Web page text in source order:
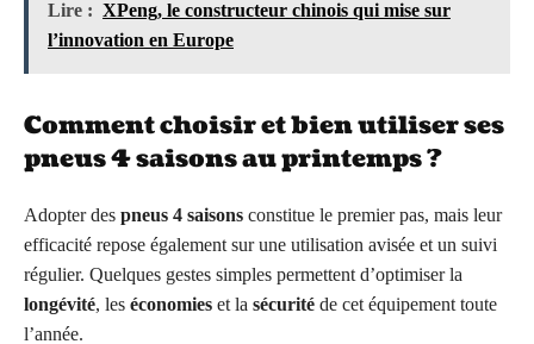
Lire : XPeng, le constructeur chinois qui mise sur
l’innovation en Europe
Comment choisir et bien utiliser ses
pneus 4 saisons au printemps ?
Adopter des pneus 4 saisons constitue le premier pas, mais leur
efficacité repose également sur une utilisation avisée et un suivi
régulier. Quelques gestes simples permettent d’optimiser la
longévité, les économies et la sécurité de cet équipement toute
l’année.